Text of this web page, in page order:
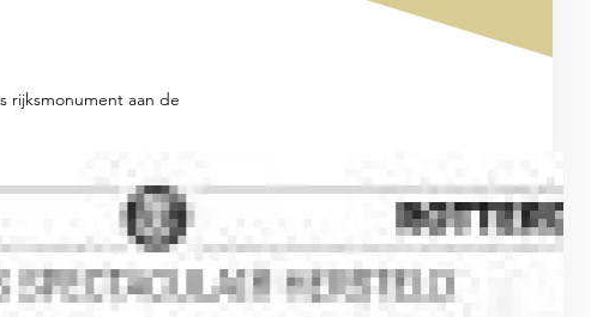
rijksmonument aan de